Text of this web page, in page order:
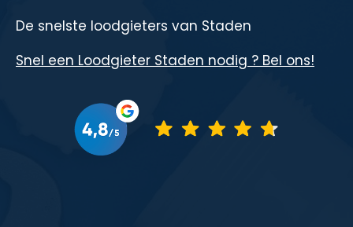
De snelste loodgieters van Staden
Snel een Loodgieter Staden nodig ? Bel ons!